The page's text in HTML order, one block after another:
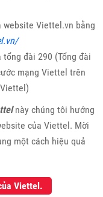
website Viettel.vn bằng
đài 290 (Tổng đài
mạng Viettel trên
này chúng tôi hướng
của Viettel. Mời
một cách hiệu quả
Viettel.